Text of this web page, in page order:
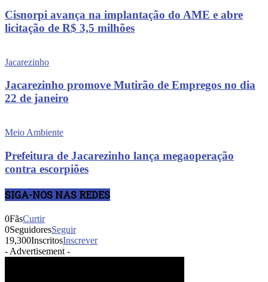
Cisnorpi avança na implantação do AME e abre
licitação de R$ 3,5 milhões
Jacarezinho
Jacarezinho promove Mutirão de Empregos no dia
22 de janeiro
Meio Ambiente
Prefeitura de Jacarezinho lança megaoperação
contra escorpiões
SIGA-NOS NAS REDES
0FãsCurtir
0SeguidoresSeguir
19,300InscritosInscrever
- Advertisement -